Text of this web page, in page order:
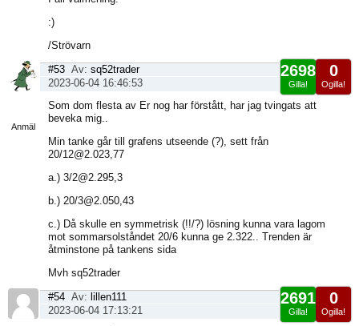
:)
/Strövarn
Anmäl
0
Ogilla!
2698
Gilla!
#53 Av: sq52trader
2023-06-04 16:46:53
Som dom flesta av Er nog har förstått, har jag tvingats att
beveka mig..
Min tanke går till grafens utseende (?), sett från
20/12@2.023,77
a.) 3/2@2.295,3
b.) 20/3@2.050,43
c.) Då skulle en symmetrisk (!!/?) lösning kunna vara lagom
mot sommarsolståndet 20/6 kunna ge 2.322.. Trenden är
åtminstone på tankens sida
Mvh sq52trader
0
Ogilla!
2691
Gilla!
#54 Av: lillen111
2023-06-04 17:13:21